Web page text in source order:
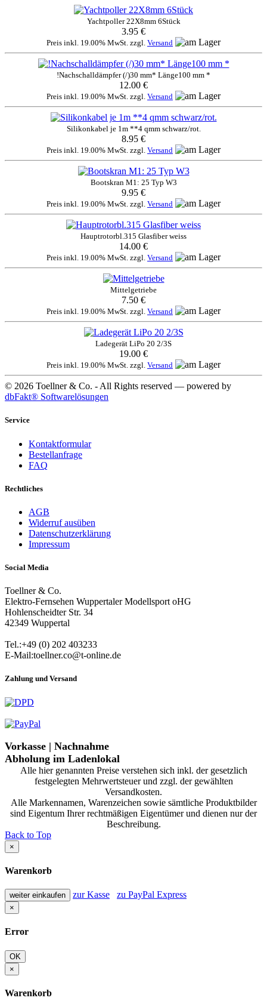
Yachtpoller 22X8mm 6Stück
3.95 €
Preis inkl. 19.00% MwSt. zzgl. Versand
!Nachschalldämpfer (/)30 mm* Länge100 mm *
12.00 €
Preis inkl. 19.00% MwSt. zzgl. Versand
Silikonkabel je 1m **4 qmm schwarz/rot.
8.95 €
Preis inkl. 19.00% MwSt. zzgl. Versand
Bootskran M1: 25 Typ W3
9.95 €
Preis inkl. 19.00% MwSt. zzgl. Versand
Hauptrotorbl.315 Glasfiber weiss
14.00 €
Preis inkl. 19.00% MwSt. zzgl. Versand
Mittelgetriebe
7.50 €
Preis inkl. 19.00% MwSt. zzgl. Versand
Ladegerät LiPo 20 2/3S
19.00 €
Preis inkl. 19.00% MwSt. zzgl. Versand
© 2026 Toellner & Co. - All Rights reserved — powered by
dbFakt® Softwarelösungen
Service
Kontaktformular
Bestellanfrage
FAQ
Rechtliches
AGB
Widerruf ausüben
Datenschutzerklärung
Impressum
Social Media
Toellner & Co.
Elektro-Fernsehen Wuppertaler Modellsport oHG
Hohlenscheidter Str. 34
42349 Wuppertal
Tel.:+49 (0) 202 403233
E-Mail:toellner.co@t-online.de
Zahlung und Versand
Vorkasse | Nachnahme
Abholung im Ladenlokal
Alle hier genannten Preise verstehen sich inkl. der gesetzlich
festgelegten Mehrwertsteuer und zzgl. der gewählten
Versandkosten.
Alle Markennamen, Warenzeichen sowie sämtliche Produktbilder
sind Eigentum Ihrer rechtmäßigen Eigentümer und dienen nur der
Beschreibung.
Back to Top
×
Warenkorb
weiter einkaufen zur Kasse zu PayPal Express
×
Error
OK
×
Warenkorb